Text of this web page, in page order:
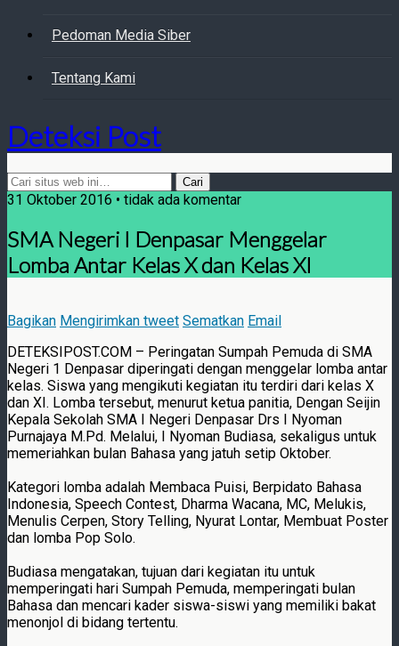
Pedoman Media Siber
Tentang Kami
Deteksi Post
31 Oktober 2016 • tidak ada komentar
SMA Negeri I Denpasar Menggelar
Lomba Antar Kelas X dan Kelas XI
Bagikan Mengirimkan tweet Sematkan Email
DETEKSIPOST.COM – Peringatan Sumpah Pemuda di SMA
Negeri 1 Denpasar diperingati dengan menggelar lomba antar
kelas. Siswa yang mengikuti kegiatan itu terdiri dari kelas X
dan XI. Lomba tersebut, menurut ketua panitia, Dengan Seijin
Kepala Sekolah SMA I Negeri Denpasar Drs I Nyoman
Purnajaya M.Pd. Melalui, I Nyoman Budiasa, sekaligus untuk
memeriahkan bulan Bahasa yang jatuh setip Oktober.
Kategori lomba adalah Membaca Puisi, Berpidato Bahasa
Indonesia, Speech Contest, Dharma Wacana, MC, Melukis,
Menulis Cerpen, Story Telling, Nyurat Lontar, Membuat Poster
dan lomba Pop Solo.
Budiasa mengatakan, tujuan dari kegiatan itu untuk
memperingati hari Sumpah Pemuda, memperingati bulan
Bahasa dan mencari kader siswa-siswi yang memiliki bakat
menonjol di bidang tertentu.